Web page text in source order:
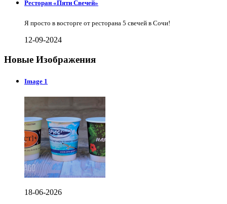
Ресторан «Пяти Свечей»
Я просто в восторге от ресторана 5 свечей в Сочи!
12-09-2024
Новые Изображения
Image 1
18-06-2026